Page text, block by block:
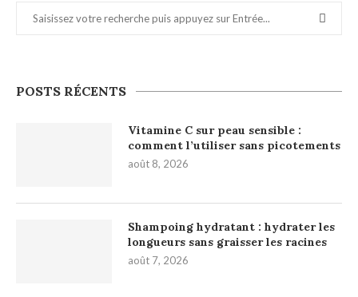
POSTS RÉCENTS
Vitamine C sur peau sensible :
comment l’utiliser sans picotements
août 8, 2026
Shampoing hydratant : hydrater les
longueurs sans graisser les racines
août 7, 2026